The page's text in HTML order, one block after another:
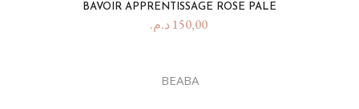
BAVOIR APPRENTISSAGE ROSE PALE
150,00 د.م.
BEABA